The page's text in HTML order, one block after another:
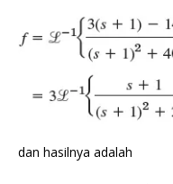
dan hasilnya adalah